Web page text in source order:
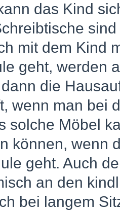
das Kind
mit dem Kind
geht, werden
die
wenn man bei
solche Möbel
können, wenn
geht. Auch
an den
bei langem